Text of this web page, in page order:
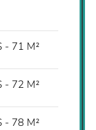
- 71 M²
- 72 M²
- 78 M²